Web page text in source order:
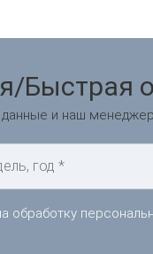
Быстрая
данные и наш
обработку